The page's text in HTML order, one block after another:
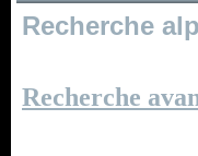
Recherche
Recherche